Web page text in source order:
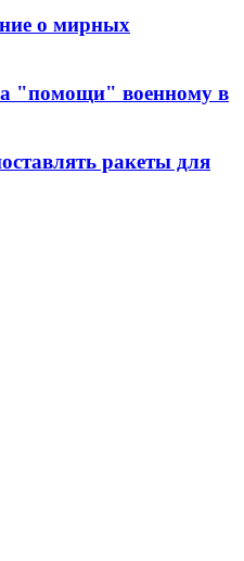
о мирных
"помощи" военному в
ракеты для